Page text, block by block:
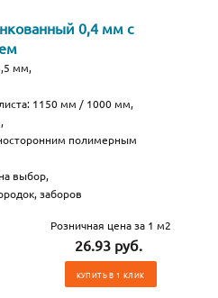
0,4 мм с
мм,
1150 мм / 1000 мм,
полимерным
выбор,
заборов
Розничная цена за 1 м2
26.93 руб.
КУПИТЬ В 1 КЛИК